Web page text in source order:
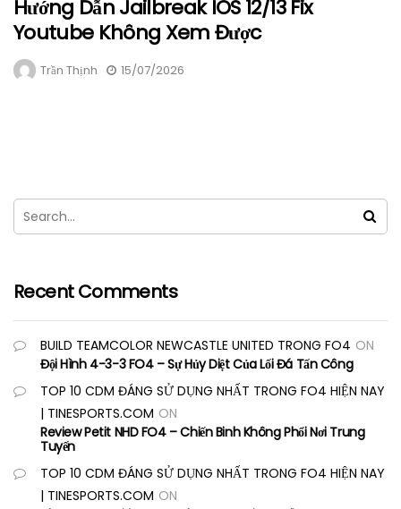
Hướng Dẫn Jailbreak IOS 12/13 Fix
Youtube Không Xem Được
Trần Thịnh 15/07/2026
Recent Comments
BUILD TEAMCOLOR NEWCASTLE UNITED TRONG FO4 ON
Đội Hình 4-3-3 FO4 – Sự Hủy Diệt Của Lối Đá Tấn Công
TOP 10 CDM ĐÁNG SỬ DỤNG NHẤT TRONG FO4 HIỆN NAY
| TINESPORTS.COM ON
Review Petit NHD FO4 – Chiến Binh Không Phổi Nơi Trung
Tuyến
TOP 10 CDM ĐÁNG SỬ DỤNG NHẤT TRONG FO4 HIỆN NAY
| TINESPORTS.COM ON